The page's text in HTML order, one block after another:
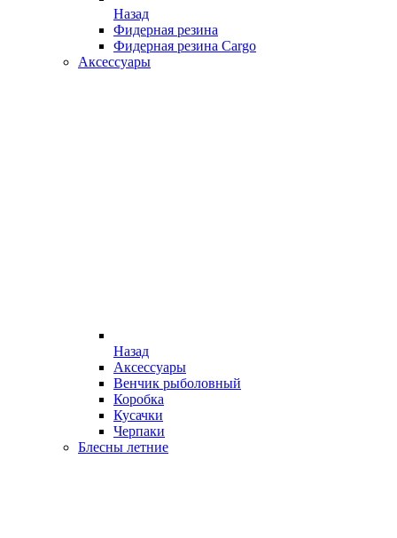
Назад
Фидерная резина
Фидерная резина Cargo
Аксессуары
Назад
Аксессуары
Венчик рыболовный
Коробка
Кусачки
Черпаки
Блесны летние